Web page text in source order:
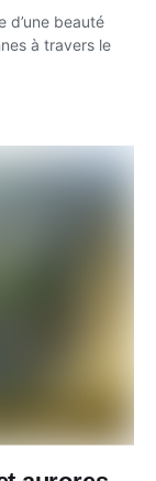
d’une beauté
à travers le